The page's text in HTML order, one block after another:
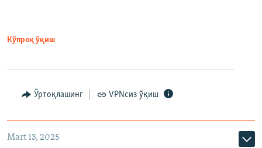
Кўпроқ ўқиш
Ўртоқлашинг VPNсиз ўқиш
Mart 13, 2025